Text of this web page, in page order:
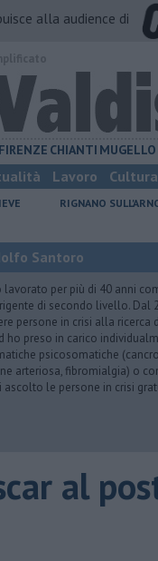
alla audience di
FIRENZE CHIANTI MUGELLO
Lavoro
RIGNANO
Santoro
lavorato per più di 40 anni
di secondo livello. Dal
persone in crisi alla
ho preso in carico
psicosomatiche
arteriosa, fibromialgia) o
ascolto le persone in crisi
al